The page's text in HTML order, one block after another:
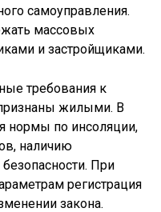
самоуправления.
массовых
и застройщиками.
требования к
жилыми. В
нормы по инсоляции,
наличию
При
регистрация
закона.